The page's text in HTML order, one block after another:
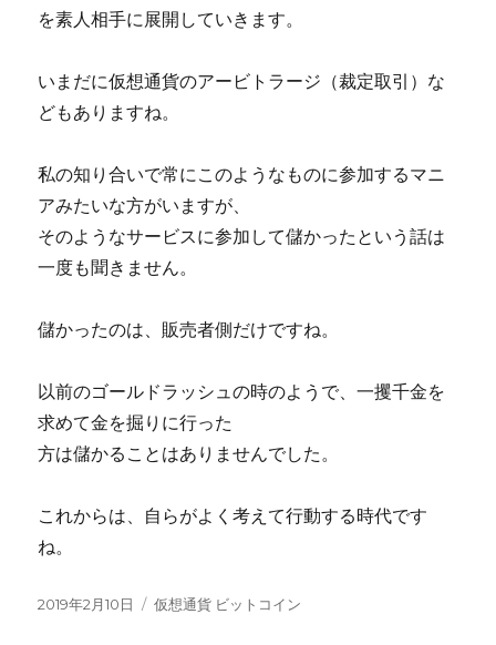
を素人相手に展開していきます。
いまだに仮想通貨のアービトラージ（裁定取引）な
どもありますね。
私の知り合いで常にこのようなものに参加するマニ
アみたいな方がいますが、
そのようなサービスに参加して儲かったという話は
一度も聞きません。
儲かったのは、販売者側だけですね。
以前のゴールドラッシュの時のようで、一攫千金を
求めて金を掘りに行った
方は儲かることはありませんでした。
これからは、自らがよく考えて行動する時代です
ね。
投
2019年2月10日
カ
仮想通貨 ビットコイン